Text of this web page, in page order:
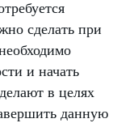
сделать при
и начать
в целях
данную